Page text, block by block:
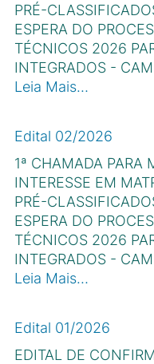
PRÉ-
ESPERA DO
TÉCNICOS 2026
INTEGRADOS -
Leia Mais…
Edital 02/2026
1ª CHAMADA PARA
INTERESSE EM
PRÉ-
ESPERA DO
TÉCNICOS 2026
INTEGRADOS -
Leia Mais…
Edital 01/2026
EDITAL DE